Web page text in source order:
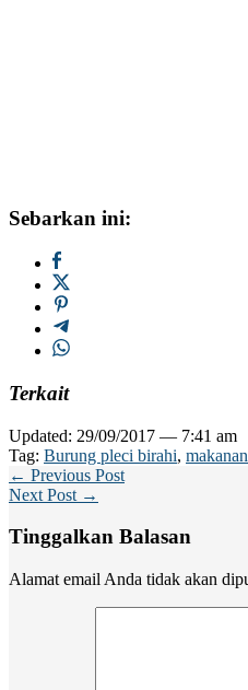
Sebarkan ini:
Terkait
Updated: 29/09/2017 — 7:41 am
Tag: Burung pleci birahi,
← Previous Post
Next Post →
Tinggalkan Balasan
Alamat email Anda tidak akan